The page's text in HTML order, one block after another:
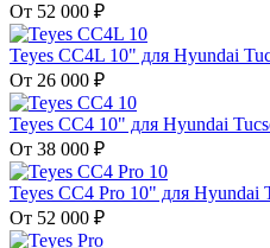
От 52 000 ₽
Teyes CC4L 10" для Hyundai
От 26 000 ₽
Teyes CC4 10" для Hyundai
От 38 000 ₽
Teyes CC4 Pro 10" для Hyundai
От 52 000 ₽